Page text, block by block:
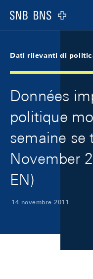
Logo
Dati rilevanti di
Données
politique
semaine se
November
EN)
14 novembre 2011